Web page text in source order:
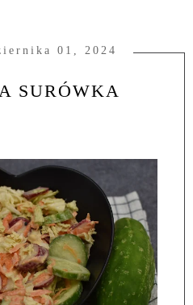
01, 2024
SURÓWKA